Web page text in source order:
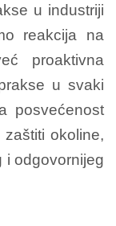
u industriji
reakcija na
proaktivna
u svaki
posvećenost
okoline,
i odgovornijeg